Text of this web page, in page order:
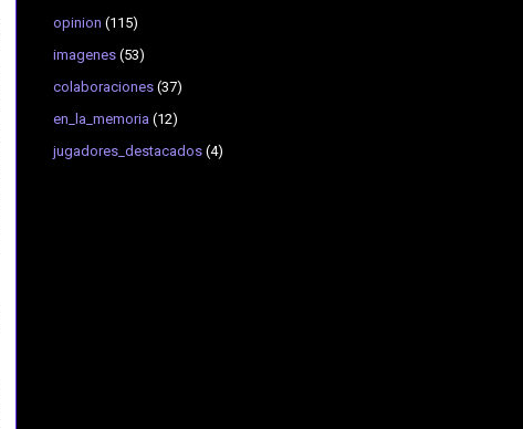
opinion (115)
imagenes (53)
colaboraciones (37)
en_la_memoria (12)
jugadores_destacados (4)